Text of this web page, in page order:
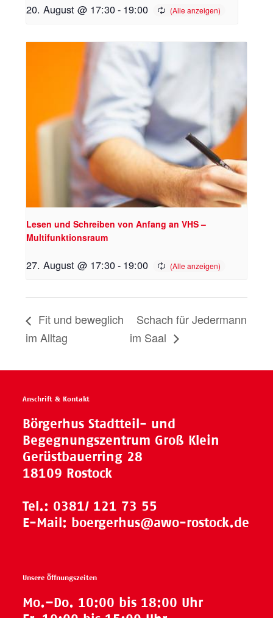
20. August @ 17:30- 19:00
Lesen und Schreiben von Anfang an VHS –
Multifunktionsraum
27. August @ 17:30- 19:00
Fit und beweglich
im Alltag
Schach für Jedermann
im Saal
Anschrift & Kontakt
Börgerhus Stadtteil- und
Begegnungszentrum Groß Klein
Gerüstbauerring 28
18109 Rostock
Tel.: 0381/ 121 73 55
E-Mail: boergerhus@awo-rostock.de
Unsere Öffnungszeiten
Mo.–Do. 10:00 bis 18:00 Uhr